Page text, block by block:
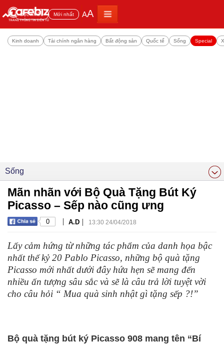
Đọc nhiều Mới nhất AA
Kinh doanh Tài chính ngân hàng Bất động sản Quốc tế Sống Special
Sống
Mãn nhãn với Bộ Quà Tặng Bút Ký
Picasso – Sếp nào cũng ưng
0 | A.D | 13:30 24/04/2018
Lấy cảm hứng từ những tác phẩm của danh họa bậc
nhất thế kỷ 20 Pablo Picasso, những bộ quà tặng
Picasso mới nhất dưới đây hứa hẹn sẽ mang đến
nhiều ấn tượng sâu sắc và sẽ là câu trả lời tuyệt vời
cho câu hỏi “ Mua quà sinh nhật gì tặng sếp ?!”
Bộ quà tặng bút ký Picasso 908 mang tên “Bí